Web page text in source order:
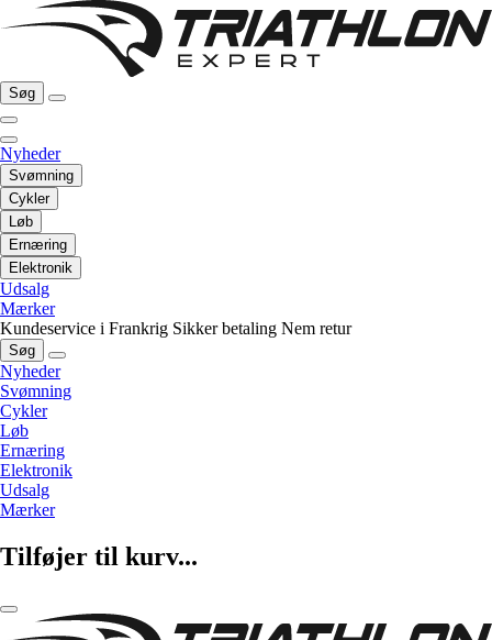
Søg
Nyheder
Svømning
Cykler
Løb
Ernæring
Elektronik
Udsalg
Mærker
Kundeservice i Frankrig Sikker betaling Nem retur
Søg
Nyheder
Svømning
Cykler
Løb
Ernæring
Elektronik
Udsalg
Mærker
Tilføjer til kurv...